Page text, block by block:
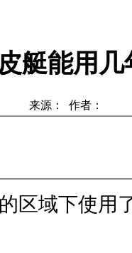
艇能用几
来源： 作者：
区域下使用